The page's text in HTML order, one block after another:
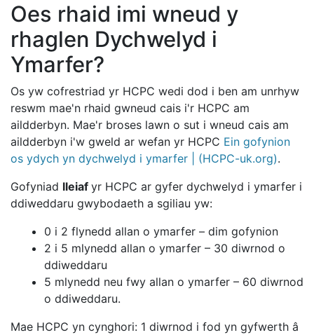
Oes rhaid imi wneud y
rhaglen Dychwelyd i
Ymarfer?
Os yw cofrestriad yr HCPC wedi dod i ben am unrhyw
reswm mae'n rhaid gwneud cais i'r HCPC am
aildderbyn. Mae'r broses lawn o sut i wneud cais am
aildderbyn i'w gweld ar wefan yr HCPC Ein gofynion
os ydych yn dychwelyd i ymarfer | (HCPC-uk.org).
Gofyniad lleiaf yr HCPC ar gyfer dychwelyd i ymarfer i
ddiweddaru gwybodaeth a sgiliau yw:
0 i 2 flynedd allan o ymarfer – dim gofynion
2 i 5 mlynedd allan o ymarfer – 30 diwrnod o
ddiweddaru
5 mlynedd neu fwy allan o ymarfer – 60 diwrnod
o ddiweddaru.
Mae HCPC yn cynghori: 1 diwrnod i fod yn gyfwerth â